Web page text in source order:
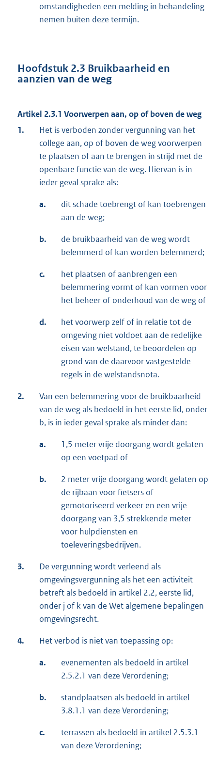
omstandigheden een melding in behandeling
nemen buiten deze termijn.
Hoofdstuk 2.3 Bruikbaarheid en
aanzien van de weg
Artikel 2.3.1 Voorwerpen aan, op of boven de weg
1.
Het is verboden zonder vergunning van het
college aan, op of boven de weg voorwerpen
te plaatsen of aan te brengen in strijd met de
openbare functie van de weg. Hiervan is in
ieder geval sprake als:
a.
dit schade toebrengt of kan toebrengen
aan de weg;
b.
de bruikbaarheid van de weg wordt
belemmerd of kan worden belemmerd;
c.
het plaatsen of aanbrengen een
belemmering vormt of kan vormen voor
het beheer of onderhoud van de weg of
d.
het voorwerp zelf of in relatie tot de
omgeving niet voldoet aan de redelijke
eisen van welstand, te beoordelen op
grond van de daarvoor vastgestelde
regels in de welstandsnota.
2.
Van een belemmering voor de bruikbaarheid
van de weg als bedoeld in het eerste lid, onder
b, is in ieder geval sprake als minder dan:
a.
1,5 meter vrije doorgang wordt gelaten
op een voetpad of
b.
2 meter vrije doorgang wordt gelaten op
de rijbaan voor fietsers of
gemotoriseerd verkeer en een vrije
doorgang van 3,5 strekkende meter
voor hulpdiensten en
toeleveringsbedrijven.
3.
De vergunning wordt verleend als
omgevingsvergunning als het een activiteit
betreft als bedoeld in artikel 2.2, eerste lid,
onder j of k van de Wet algemene bepalingen
omgevingsrecht.
4. Het verbod is niet van toepassing op:
a.
evenementen als bedoeld in artikel
2.5.2.1 van deze Verordening;
b.
standplaatsen als bedoeld in artikel
3.8.1.1 van deze Verordening;
c.
terrassen als bedoeld in artikel 2.5.3.1
van deze Verordening;